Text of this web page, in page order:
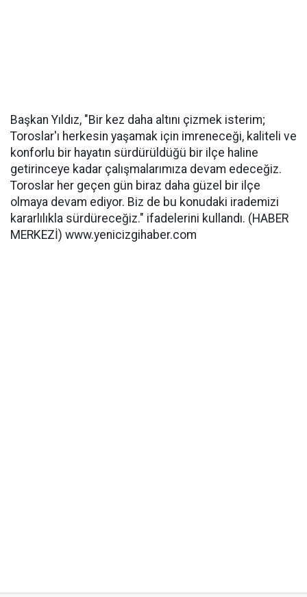
Başkan Yıldız, "Bir kez daha altını çizmek isterim;
Toroslar'ı herkesin yaşamak için imreneceği, kaliteli ve
konforlu bir hayatın sürdürüldüğü bir ilçe haline
getirinceye kadar çalışmalarımıza devam edeceğiz.
Toroslar her geçen gün biraz daha güzel bir ilçe
olmaya devam ediyor. Biz de bu konudaki irademizi
kararlılıkla sürdüreceğiz." ifadelerini kullandı. (HABER
MERKEZİ) www.yenicizgihaber.com